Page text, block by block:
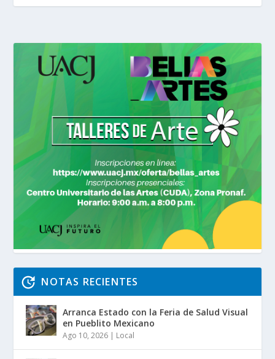
NOTAS RECIENTES
Arranca Estado con la Feria de Salud Visual
en Pueblito Mexicano
Ago 10, 2026 | Local